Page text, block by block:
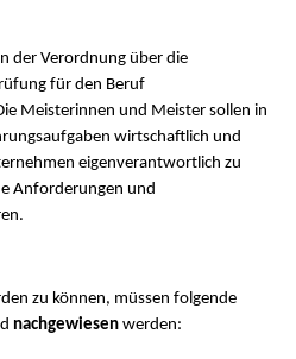
der Verordnung über die
für den Beruf
Meisterinnen und Meister sollen in
wirtschaftlich und
eigenverantwortlich zu
Anforderungen und
zu können, müssen folgende
nachgewiesen werden: